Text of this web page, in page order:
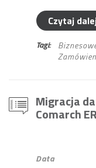
Czytaj
Tagi:
Migracja
Comarch
Data